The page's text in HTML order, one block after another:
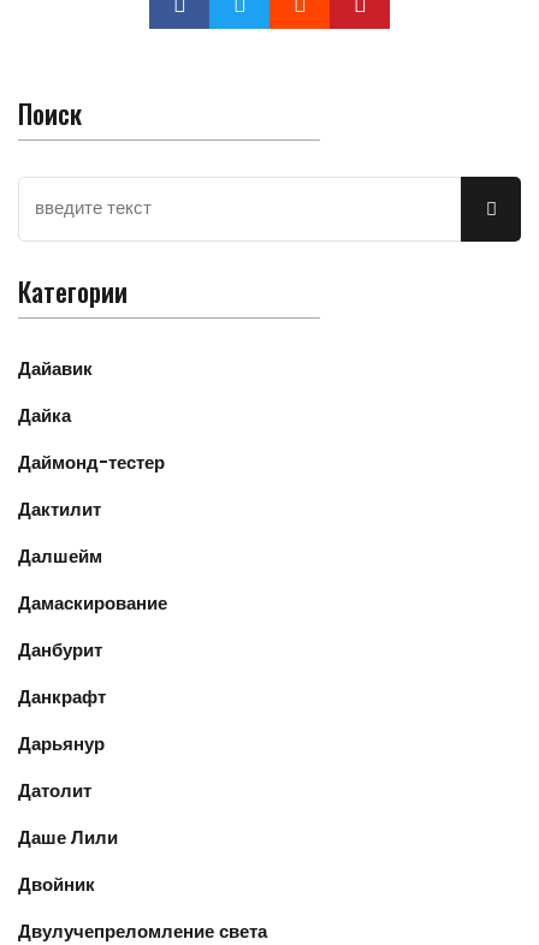
Поиск
Категории
Дайавик
Дайка
Даймонд-тестер
Дактилит
Далшейм
Дамаскирование
Данбурит
Данкрафт
Дарьянур
Датолит
Даше Лили
Двойник
Двулучепреломление света